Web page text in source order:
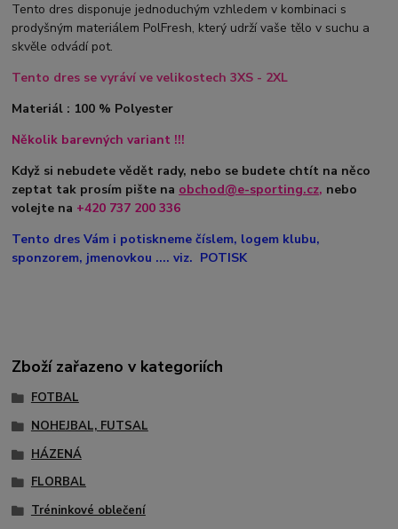
Tento dres disponuje jednoduchým vzhledem v kombinaci s
prodyšným materiálem PolFresh, který udrží vaše tělo v suchu a
skvěle odvádí pot.
Tento dres se vyráví ve velikostech 3XS - 2XL
Materiál : 100 % Polyester
Několik barevných variant !!!
Když si nebudete vědět rady, nebo se budete chtít na něco
zeptat tak prosím pište na obchod@e-sporting.cz, nebo
volejte na +420 737 200 336
Tento dres Vám i potiskneme číslem, logem klubu,
sponzorem, jmenovkou .... viz. POTISK
Zboží zařazeno v kategoriích
FOTBAL
NOHEJBAL, FUTSAL
HÁZENÁ
FLORBAL
Tréninkové oblečení